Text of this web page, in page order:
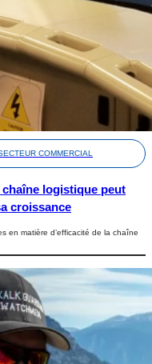
COMMERCIAL
logistique peut
croissance
en matière d’efficacité de la chaîne